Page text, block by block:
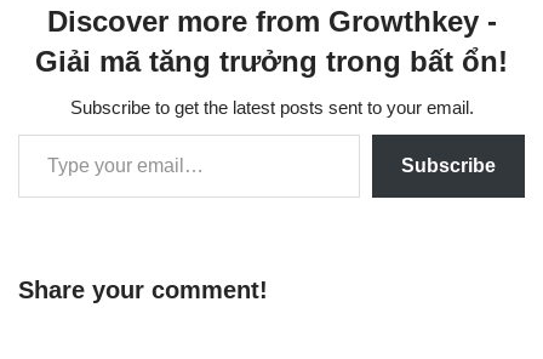
Discover more from Growthkey -
Giải mã tăng trưởng trong bất ổn!
Subscribe to get the latest posts sent to your email.
Subscribe
Share your comment!